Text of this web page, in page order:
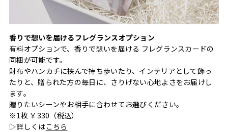
香りで想いを届けるフレグランスオプション
有料オプションで、香りで想いを届ける フレグランスカードの
同梱が可能です。
財布やハンカチに挟んで持ち歩いたり、インテリアとして飾っ
たりと、贈られた方の毎日に、さりげない心地よさをお届けし
ます。
贈りたいシーンやお相手に合わせてお選びください。
※1枚 ￥330（税込）
▷詳しくはこちら